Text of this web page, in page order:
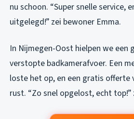
nu schoon. “Super snelle service,
uitgelegd!” zei bewoner Emma.
In Nijmegen-Oost hielpen we een
verstopte badkamerafvoer. Een
loste het op, en een gratis
rust. “Zo snel opgelost, echt top!”